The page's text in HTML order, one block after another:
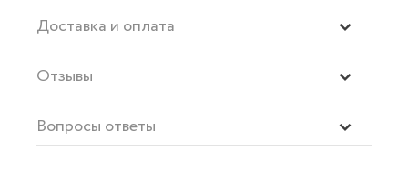
Доставка и оплата
Отзывы
Вопросы ответы